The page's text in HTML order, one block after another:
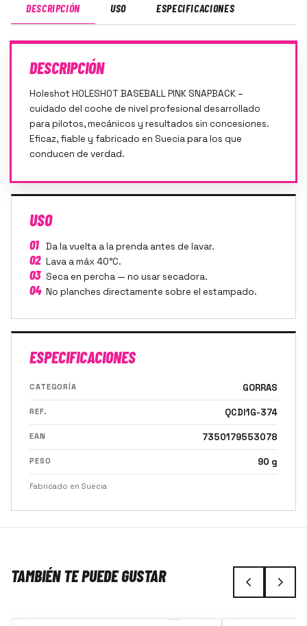
DESCRIPCIÓN USO ESPECIFICACIONES
DESCRIPCIÓN
Holeshot HOLESHOT BASEBALL PINK SNAPBACK –
cuidado del coche de nivel profesional desarrollado
para pilotos, mecánicos y resultados sin concesiones.
Eficaz, fiable y fabricado en Suecia para los que
conducen de verdad.
USO
01 Da la vuelta a la prenda antes de lavar.
02 Lava a máx 40°C.
03 Seca en percha — no usar secadora.
04 No planches directamente sobre el estampado.
ESPECIFICACIONES
CATEGORÍA GORRAS
REF. QCDI1G-374
EAN 7350179553078
PESO 90 g
Fabricado en Suecia
TAMBIÉN TE PUEDE GUSTAR